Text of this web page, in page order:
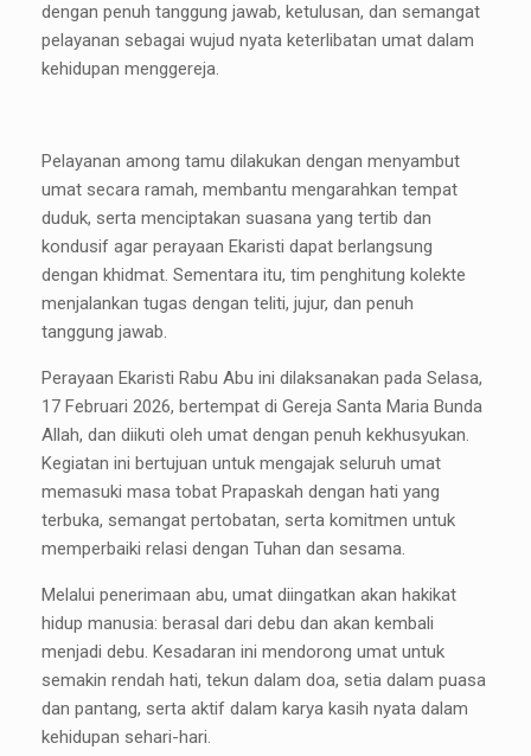
dengan penuh tanggung jawab, ketulusan, dan semangat
pelayanan sebagai wujud nyata keterlibatan umat dalam
kehidupan menggereja.
Pelayanan among tamu dilakukan dengan menyambut
umat secara ramah, membantu mengarahkan tempat
duduk, serta menciptakan suasana yang tertib dan
kondusif agar perayaan Ekaristi dapat berlangsung
dengan khidmat. Sementara itu, tim penghitung kolekte
menjalankan tugas dengan teliti, jujur, dan penuh
tanggung jawab.
Perayaan Ekaristi Rabu Abu ini dilaksanakan pada Selasa,
17 Februari 2026, bertempat di Gereja Santa Maria Bunda
Allah, dan diikuti oleh umat dengan penuh kekhusyukan.
Kegiatan ini bertujuan untuk mengajak seluruh umat
memasuki masa tobat Prapaskah dengan hati yang
terbuka, semangat pertobatan, serta komitmen untuk
memperbaiki relasi dengan Tuhan dan sesama.
Melalui penerimaan abu, umat diingatkan akan hakikat
hidup manusia: berasal dari debu dan akan kembali
menjadi debu. Kesadaran ini mendorong umat untuk
semakin rendah hati, tekun dalam doa, setia dalam puasa
dan pantang, serta aktif dalam karya kasih nyata dalam
kehidupan sehari-hari.